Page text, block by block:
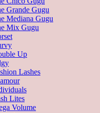
Grande Gugu
Mediana Gugu
Mix Gugu
Up
Lashes
Lites
Volume